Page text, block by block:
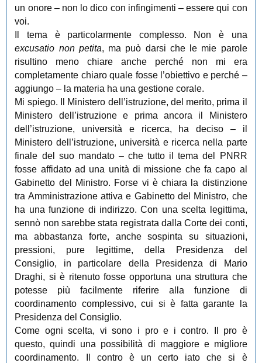
un onore ‒ non lo dico con infingimenti ‒ essere qui con
voi.
Il tema è particolarmente complesso. Non è una
excusatio non petita, ma può darsi che le mie parole
risultino meno chiare anche perché non mi era
completamente chiaro quale fosse l’obiettivo e perché ‒
aggiungo ‒ la materia ha una gestione corale.
Mi spiego. Il Ministero dell’istruzione, del merito, prima il
Ministero dell’istruzione e prima ancora il Ministero
dell’istruzione, università e ricerca, ha deciso ‒ il
Ministero dell’istruzione, università e ricerca nella parte
finale del suo mandato ‒ che tutto il tema del PNRR
fosse affidato ad una unità di missione che fa capo al
Gabinetto del Ministro. Forse vi è chiara la distinzione
tra Amministrazione attiva e Gabinetto del Ministro, che
ha una funzione di indirizzo. Con una scelta legittima,
sennò non sarebbe stata registrata dalla Corte dei conti,
ma abbastanza forte, anche sospinta su situazioni,
pressioni, pure legittime, della Presidenza del
Consiglio, in particolare della Presidenza di Mario
Draghi, si è ritenuto fosse opportuna una struttura che
potesse più facilmente riferire alla funzione di
coordinamento complessivo, cui si è fatta garante la
Presidenza del Consiglio.
Come ogni scelta, vi sono i pro e i contro. Il pro è
questo, quindi una possibilità di maggiore e migliore
coordinamento. Il contro è un certo iato che si è